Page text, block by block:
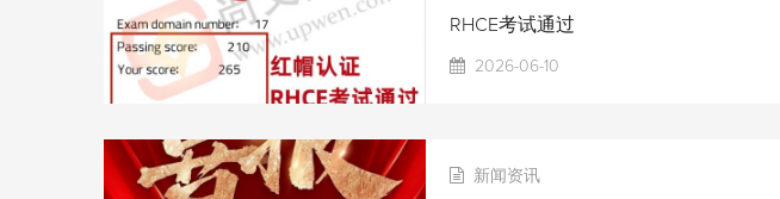
RHCE考试通过
2026-06-10
新闻资讯